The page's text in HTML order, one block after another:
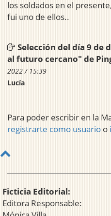
los soldados en el
fui uno de ellos..
Selección del día 9 de
al futuro cercano" de
2022 / 15:39
Lucía
Para poder escribir en la
registrarte como usuario o
Ficticia Editorial:
Editora Responsable: